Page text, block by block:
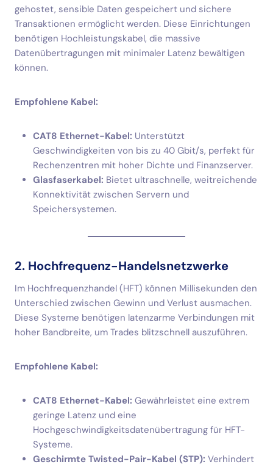
gehostet, sensible Daten gespeichert und sichere
Transaktionen ermöglicht werden. Diese Einrichtungen
benötigen Hochleistungskabel, die massive
Datenübertragungen mit minimaler Latenz bewältigen
können.
Empfohlene Kabel:
CAT8 Ethernet-Kabel: Unterstützt
Geschwindigkeiten von bis zu 40 Gbit/s, perfekt für
Rechenzentren mit hoher Dichte und Finanzserver.
Glasfaserkabel: Bietet ultraschnelle, weitreichende
Konnektivität zwischen Servern und
Speichersystemen.
2. Hochfrequenz-Handelsnetzwerke
Im Hochfrequenzhandel (HFT) können Millisekunden den
Unterschied zwischen Gewinn und Verlust ausmachen.
Diese Systeme benötigen latenzarme Verbindungen mit
hoher Bandbreite, um Trades blitzschnell auszuführen.
Empfohlene Kabel:
CAT8 Ethernet-Kabel: Gewährleistet eine extrem
geringe Latenz und eine
Hochgeschwindigkeitsdatenübertragung für HFT-
Systeme.
Geschirmte Twisted-Pair-Kabel (STP): Verhindert